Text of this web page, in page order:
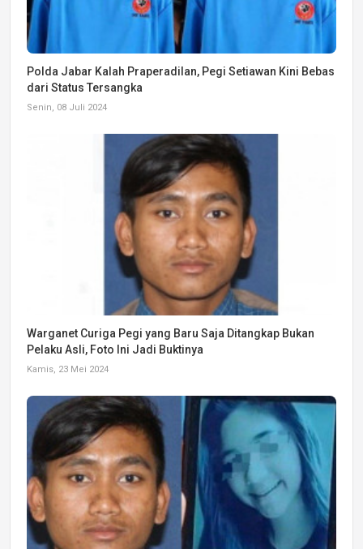
Polda Jabar Kalah Praperadilan, Pegi Setiawan Kini Bebas
dari Status Tersangka
Senin, 08 Juli 2024
Warganet Curiga Pegi yang Baru Saja Ditangkap Bukan
Pelaku Asli, Foto Ini Jadi Buktinya
Kamis, 23 Mei 2024